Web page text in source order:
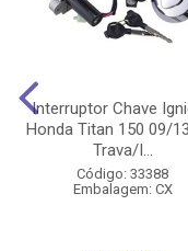
Interruptor Chave
Honda Titan 150 09/
Trava/I...
Código: 33388
Embalagem: CX